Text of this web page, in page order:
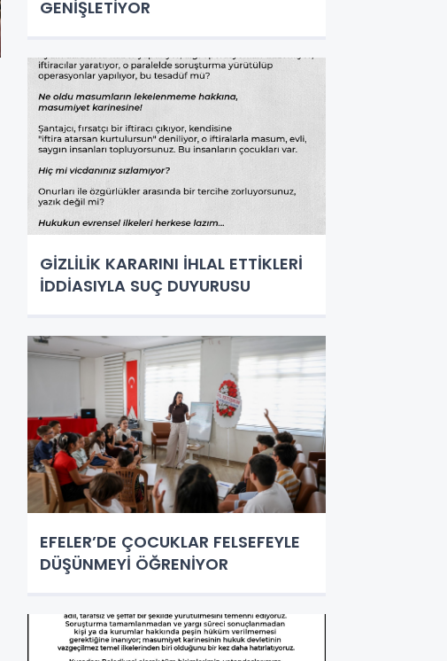
GENİŞLETİYOR
GİZLİLİK KARARINI İHLAL ETTİKLERİ
İDDİASIYLA SUÇ DUYURUSU
EFELER’DE ÇOCUKLAR FELSEFEYLE
DÜŞÜNMEYİ ÖĞRENİYOR